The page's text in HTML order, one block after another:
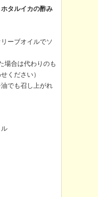
タルイカの酢み
ーブオイルでソ
場合は代わりのも
ください）
でも召し上がれ